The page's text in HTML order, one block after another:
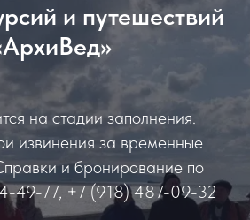
и путешествий
на стадии заполнения.
извинения за временные
и бронирование по
49-77, +7 (918) 487-09-32